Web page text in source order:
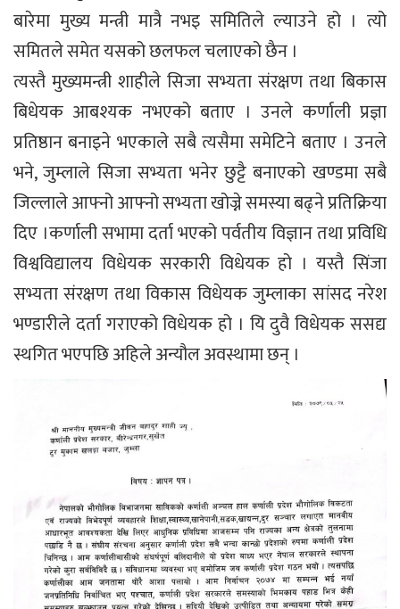
बारेमा मुख्य मन्त्री मात्रै नभइ समितिले ल्याउने हो । त्यो
समितले समेत यसको छलफल चलाएको छैन ।
त्यस्तै मुख्यमन्त्री शाहीले सिजा सभ्यता संरक्षण तथा बिकास
बिधेयक आबश्यक नभएको बताए । उनले कर्णाली प्रज्ञा
प्रतिष्ठान बनाइने भएकाले सबै त्यसैमा समेटिने बताए । उनले
भने, जुम्लाले सिजा सभ्यता भनेर छुट्टै बनाएको खण्डमा सबै
जिल्लाले आफ्नो आफ्नो सभ्यता खोज्ने समस्या बढ्ने प्रतिक्रिया
दिए ।कर्णाली सभामा दर्ता भएको पर्वतीय विज्ञान तथा प्रविधि
विश्वविद्यालय विधेयक सरकारी विधेयक हो । यस्तै सिंजा
सभ्यता संरक्षण तथा विकास विधेयक जुम्लाका सांसद नरेश
भण्डारीले दर्ता गराएको विधेयक हो । यि दुवै विधेयक ससद्य
स्थगित भएपछि अहिले अन्यौल अवस्थामा छन् ।